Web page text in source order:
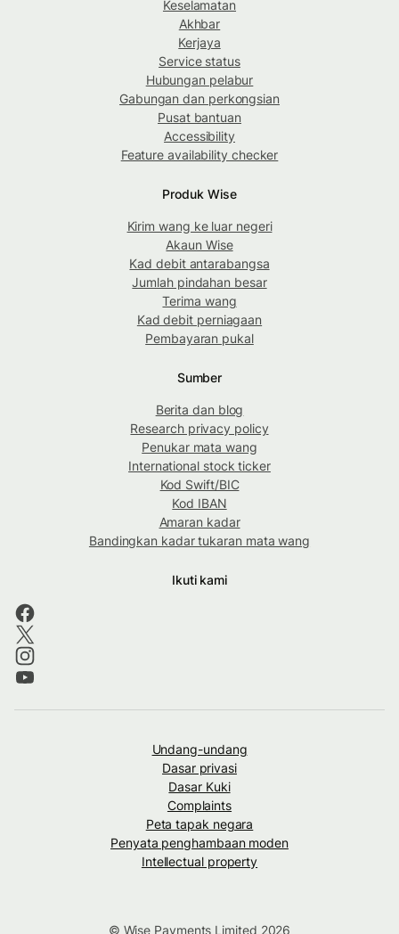
Keselamatan
Akhbar
Kerjaya
Service status
Hubungan pelabur
Gabungan dan perkongsian
Pusat bantuan
Accessibility
Feature availability checker
Produk Wise
Kirim wang ke luar negeri
Akaun Wise
Kad debit antarabangsa
Jumlah pindahan besar
Terima wang
Kad debit perniagaan
Pembayaran pukal
Sumber
Berita dan blog
Research privacy policy
Penukar mata wang
International stock ticker
Kod Swift/BIC
Kod IBAN
Amaran kadar
Bandingkan kadar tukaran mata wang
Ikuti kami
Undang-undang
Dasar privasi
Dasar Kuki
Complaints
Peta tapak negara
Penyata penghambaan moden
Intellectual property
© Wise Payments Limited 2026